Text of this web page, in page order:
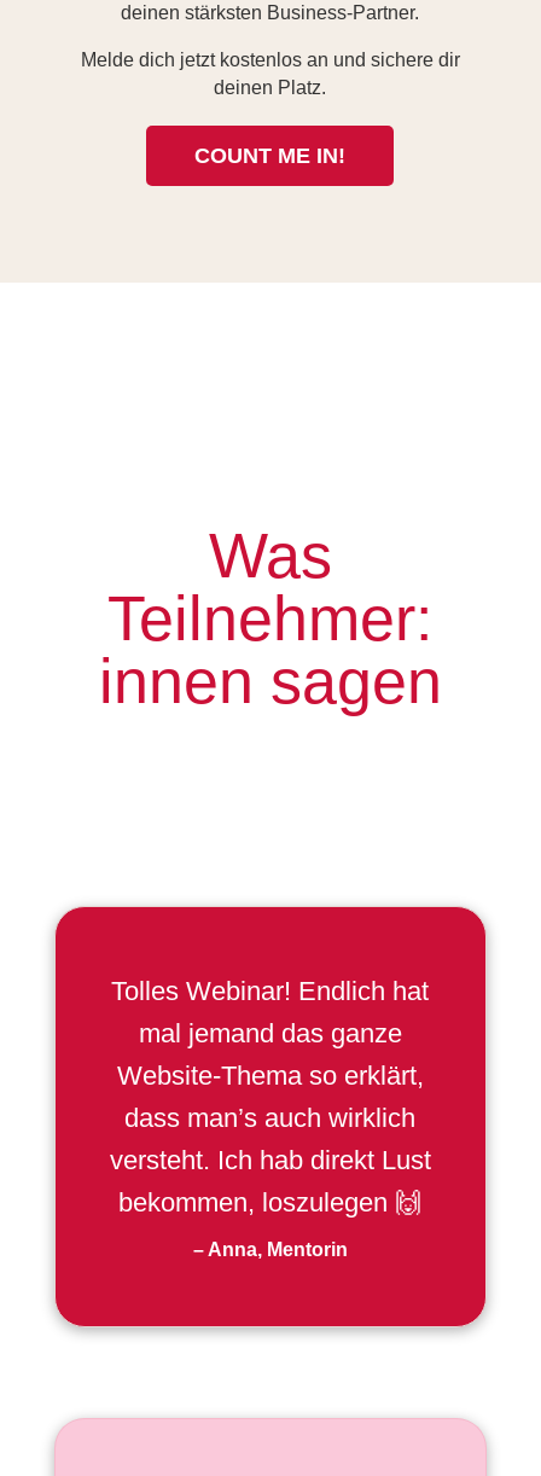
deinen stärksten Business-Partner.
Melde dich jetzt kostenlos an und sichere dir
deinen Platz.
COUNT ME IN!
Was
Teilnehmer:
innen sagen
Tolles Webinar! Endlich hat
mal jemand das ganze
Website-Thema so erklärt,
dass man’s auch wirklich
versteht. Ich hab direkt Lust
bekommen, loszulegen 🙌
– Anna, Mentorin